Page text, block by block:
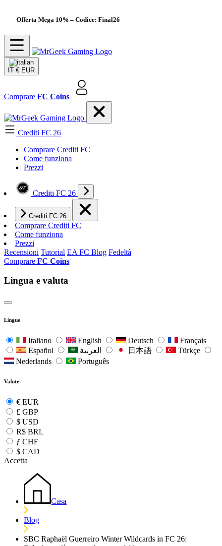
Offerta Mega 10% – Codice: Final26
IT € EUR
Comprare FC Coins
Crediti FC 26
Comprare Crediti FC
Come funziona
Prezzi
Crediti FC 26
Crediti FC 26
Comprare Crediti FC
Come funziona
Prezzi
Recensioni Tutorial EA FC Blog Fedeltà
Comprare FC Coins
Lingua e valuta
Lingue
Italiano English Deutsch
Français
Español
日本語
Türkçe
Nederlands
Português
Valute
€ EUR
£ GBP
$ USD
R$ BRL
ƒ CHF
$ CAD
Accetta
Casa
Blog
SBC Raphaël Guerreiro Winter Wildcards in FC 26: